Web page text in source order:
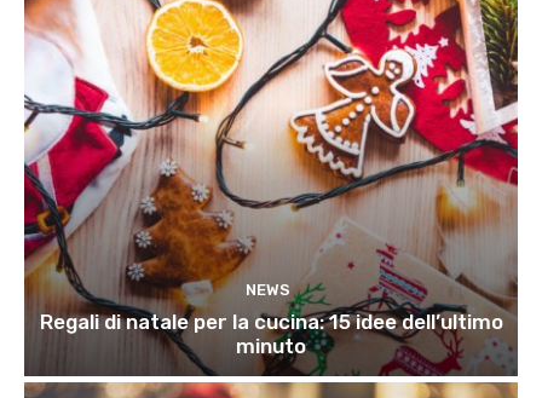
NEWS
Regali di natale per la cucina: 15 idee dell’ultimo
minuto